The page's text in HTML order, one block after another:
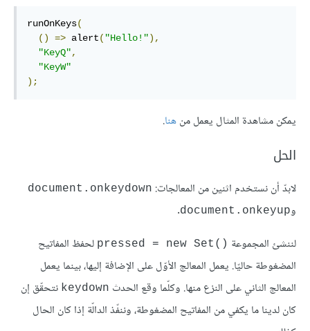
runOnKeys(
()
=> alert( "Hello!"),
"KeyQ",
"KeyW"
);
يمكن مشاهدة المثال يعمل منهنا.
الحل
لابدّ أن نستخدم اثنين من المعالجات: document.onkeydown
وdocument.onkeyup
.
لننشئ المجموعة pressed = new Set()‎ لحفظ المفاتيح
المضغوطة حاليّا. يعمل المعالج اﻷوّل على الإضافة إليها، بينما يعمل
المعالج الثاني على النزع منها. وكلّما وقع الحدث keydown نتحقّق إن
كان لدينا ما يكفي من المفاتيح المضغوطة، وننفّذ الدالّة إذا كان الحال